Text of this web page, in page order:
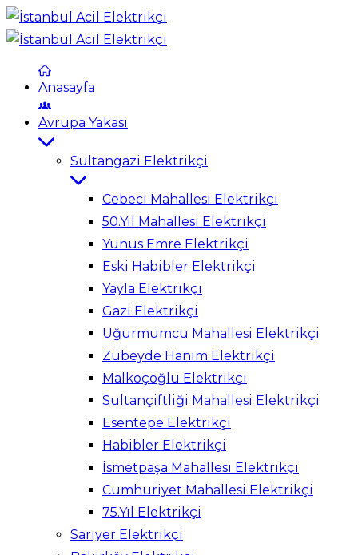
Anasayfa
Avrupa Yakası
Sultangazi Elektrikçi
Cebeci Mahallesi Elektrikçi
50.Yıl Mahallesi Elektrikçi
Yunus Emre Elektrikçi
Eski Habibler Elektrikçi
Yayla Elektrikçi
Gazi Elektrikçi
Uğurmumcu Mahallesi Elektrikçi
Zübeyde Hanım Elektrikçi
Malkoçoğlu Elektrikçi
Sultançiftliği Mahallesi Elektrikçi
Esentepe Elektrikçi
Habibler Elektrikçi
İsmetpaşa Mahallesi Elektrikçi
Cumhuriyet Mahallesi Elektrikçi
75.Yıl Elektrikçi
Sarıyer Elektrikçi